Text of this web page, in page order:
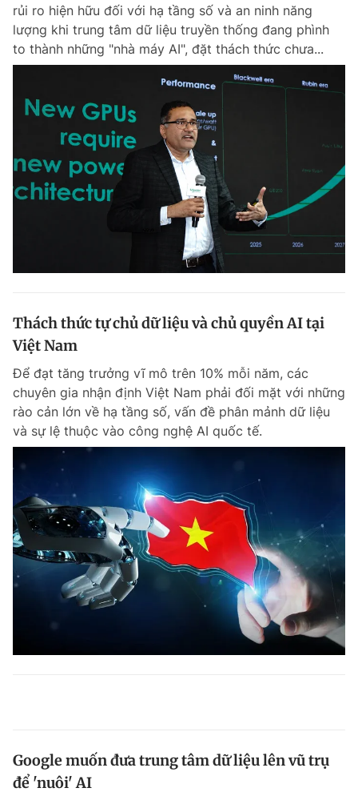
rủi ro hiện hữu đối với hạ tầng số và an ninh năng
lượng khi trung tâm dữ liệu truyền thống đang phình
to thành những "nhà máy AI", đặt thách thức chưa...
Thách thức tự chủ dữ liệu và chủ quyền AI tại
Việt Nam
Để đạt tăng trưởng vĩ mô trên 10% mỗi năm, các
chuyên gia nhận định Việt Nam phải đối mặt với những
rào cản lớn về hạ tầng số, vấn đề phân mảnh dữ liệu
và sự lệ thuộc vào công nghệ AI quốc tế.
Google muốn đưa trung tâm dữ liệu lên vũ trụ
để 'nuôi' AI